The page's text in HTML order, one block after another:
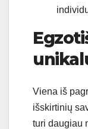
Viena iš
išskirtinių
turi daugiau